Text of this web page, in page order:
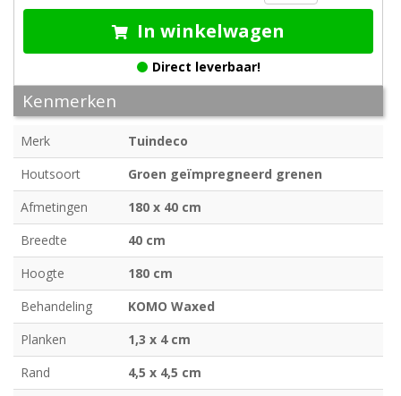
In winkelwagen
Direct leverbaar!
Kenmerken
Merk
Tuindeco
Houtsoort
Groen geïmpregneerd grenen
Afmetingen
180 x 40 cm
Breedte
40 cm
Hoogte
180 cm
Behandeling
KOMO Waxed
Planken
1,3 x 4 cm
Rand
4,5 x 4,5 cm